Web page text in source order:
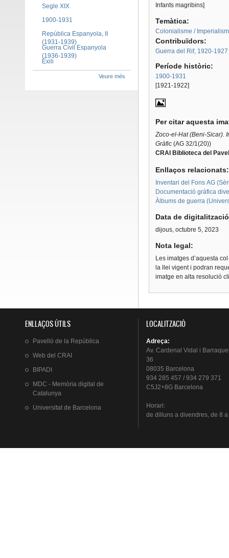
Infants magribins]
Temàtica:
Colonialisme /
Contribuïdors:
Guerra del Rif, 1920-1927
Període històric:
1900-1931
[1921-1922]
Per citar aquesta
Zoco-el-Hat (Beni-Sicar).
Gràfic(AG 32/1(20))
CRAI Biblioteca del
Enllaços
Inventari del Fons AG
Documentació gràfica
Àlbums de guerra
Data de
dijous, octubre 5, 2023
Nota legal:
Les imatges d’aquesta
la llei vigent i podran
imatge en alta resolució
Segle XIX
1900-1931
República Espanyola, II
(1931-1939)
Guerra Civil Espanyola
(1936-1939)
Exili
Veure més
ENLLAÇOS ÚTILS
Pavelló de la República
Web del CRAI
BIPADI
MDC - Memòria digital de
Catalunya
Universitat de Barcelona
LOCALITZACIÓ
Adreça:
Av. Cardenal Vidal i
36
08035 Barcelona
934 285 457 / 934 279 371
C5J2+8G Barcelona
Horari:
de dillunsa divendres, de 8